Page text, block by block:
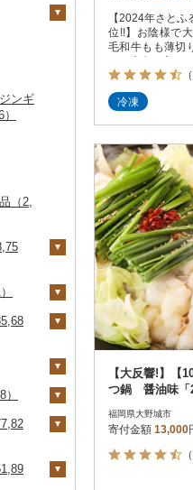
）
）
ンナ
（4,
ンギ
（2,
）
）
ト
）
14,1
【2024年さと
位!!】お陰様で
毛和牛もも薄切
冷凍
【大反響!】【
つ鍋 醤油味「
福岡県大野城市
寄付金額 13,000